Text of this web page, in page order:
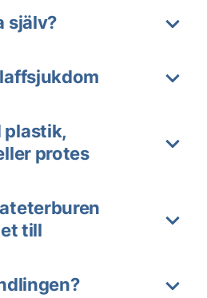
själv?
plastik,
protes
till